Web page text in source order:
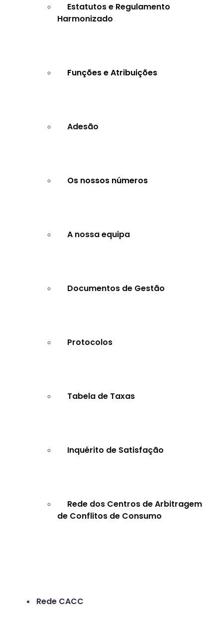
Estatutos e Regulamento
Harmonizado
Funções e Atribuições
Adesão
Os nossos números
A nossa equipa
Documentos de Gestão
Protocolos
Tabela de Taxas
Inquérito de Satisfação
Rede dos Centros de Arbitragem
de Conflitos de Consumo
Rede CACC